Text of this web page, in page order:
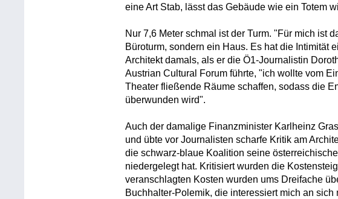
eine Art Stab, lässt das Gebäude wie ein Totem
Nur 7,6 Meter schmal ist der Turm. "Für mich ist
Büroturm, sondern ein Haus. Es hat die Intimität
Architekt damals, als er die Ö1-Journalistin
Austrian Cultural Forum führte, "ich wollte vom
Theater fließende Räume schaffen, sodass die
überwunden wird".
Auch der damalige Finanzminister Karlheinz
und übte vor Journalisten scharfe Kritik am
die schwarz-blaue Koalition seine
niedergelegt hat. Kritisiert wurden die
veranschlagten Kosten wurden ums Dreifache
Buchhalter-Polemik, die interessiert mich an sich